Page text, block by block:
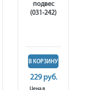
подвес
(031-242)
В КОРЗИНУ
229 руб.